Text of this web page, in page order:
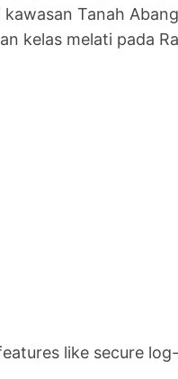
Tanah
kelas melati pada
like secure